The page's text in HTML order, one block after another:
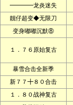
━━━━龙炎迷失
靓仔超变◆无限刀
变身嘟嘟沉默⑧
１．７６原始复古
暴雪合击全新季
新７７╋８０合击
１．８０战神复古